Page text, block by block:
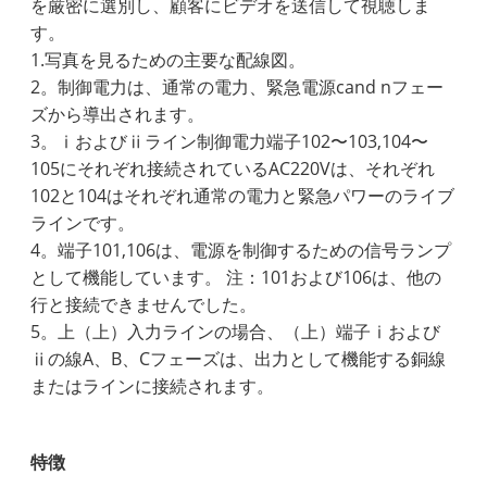
を厳密に選別し、顧客にビデオを送信して視聴しま
す。
1.写真を見るための主要な配線図。
2。制御電力は、通常の電力、緊急電源cand nフェー
ズから導出されます。
3。ⅰおよびⅱライン制御電力端子102〜103,104〜
105にそれぞれ接続されているAC220Vは、それぞれ
102と104はそれぞれ通常の電力と緊急パワーのライブ
ラインです。
4。端子101,106は、電源を制御するための信号ランプ
として機能しています。 注：101および106は、他の
行と接続できませんでした。
5。上（上）入力ラインの場合、（上）端子ⅰおよび
ⅱの線A、B、Cフェーズは、出力として機能する銅線
またはラインに接続されます。
特徴